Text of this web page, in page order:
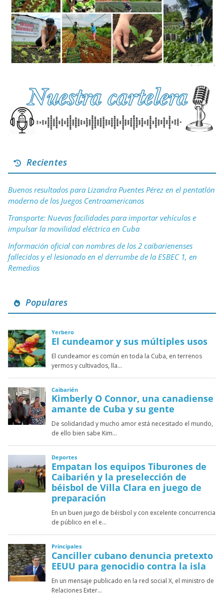
Recientes
Buenos resultados para Lizandra Puentes Pérez en el pentatlón
moderno de los Juegos Centroamericanos
Transporte: Nuevas facilidades para importar vehículos e
impulsar la movilidad eléctrica en Cuba
Información oficial con nombres de los 2 caibarienenses
fallecidos y el lesionado en el derrumbe de la ESBEC 1, en
Remedios
Populares